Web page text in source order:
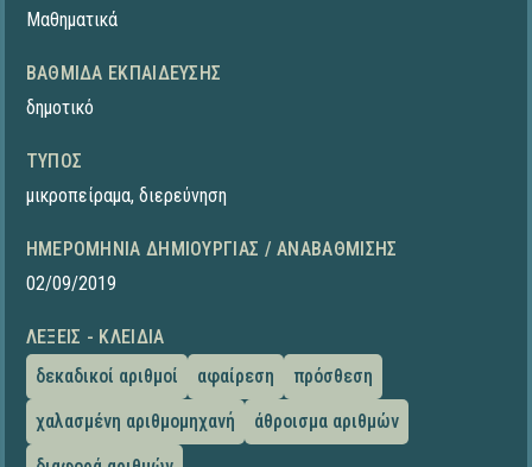
Μαθηματικά
ΒΑΘΜΊΔΑ ΕΚΠΑΊΔΕΥΣΗΣ
δημοτικό
ΤΎΠΟΣ
μικροπείραμα, διερεύνηση
ΗΜΕΡΟΜΗΝΊΑ ΔΗΜΙΟΥΡΓΊΑΣ / ΑΝΑΒΆΘΜΙΣΗΣ
02/09/2019
ΛΈΞΕΙΣ - ΚΛΕΙΔΙΆ
δεκαδικοί αριθμοί
αφαίρεση
πρόσθεση
χαλασμένη αριθμομηχανή
άθροισμα αριθμών